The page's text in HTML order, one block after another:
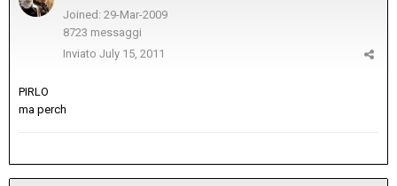
Joined: 29-Mar-2009
8723 messaggi
Inviato July 15, 2011
PIRLO
ma perch